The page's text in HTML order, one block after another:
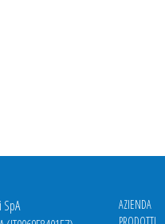
SpA
AZIENDA